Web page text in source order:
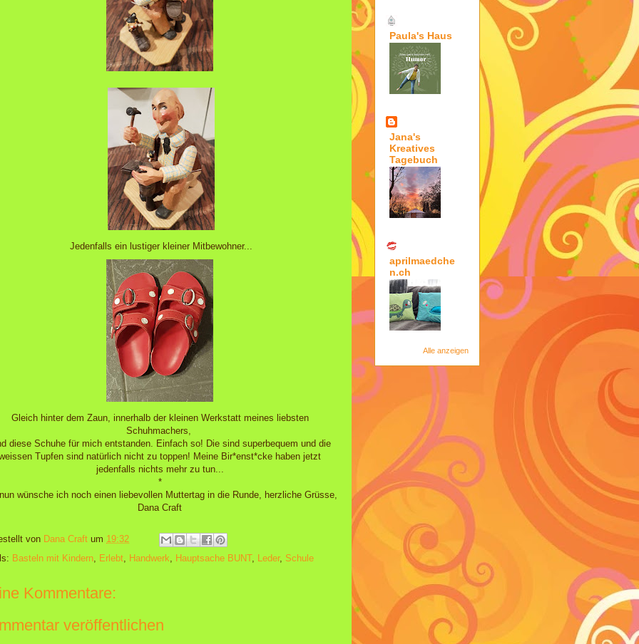
Jedenfalls ein lustiger kleiner Mitbewohner...
Gleich hinter dem Zaun, innerhalb der kleinen Werkstatt meines liebsten
Schuhmachers,
diese Schuhe für mich entstanden. Einfach so! Die sind superbequem und die
Tupfen sind natürlich nicht zu toppen! Meine Bir*enst*cke haben jetzt
jedenfalls nichts mehr zu tun...
*
wünsche ich noch einen liebevollen Muttertag in die Runde, herzliche Grüsse,
Dana Craft
von Dana Craft um 19:32
Basteln mit Kindern Erlebt Handwerk Hauptsache BUNT, Leder, Schule
Kommentare:
veröffentlichen
Paula's Haus
Jana's
Kreatives
Tagebuch
aprilmaedche
n.ch
Alle anzeigen